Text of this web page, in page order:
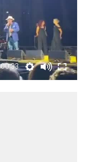
00:33